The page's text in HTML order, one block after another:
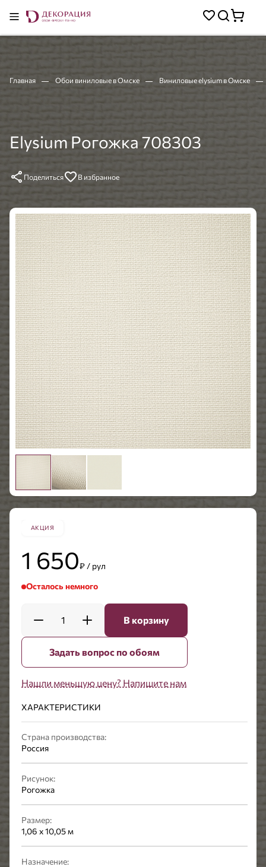
Главная Обои виниловые в Омске Виниловые elysium в Омске
Elysium Рогожка 708303
Поделиться В избранное
АКЦИЯ
1 650₽ / рул
Осталось немного
1 В корзину
Задать вопрос по обоям
Нашли меньшую цену? Напишите нам
ХАРАКТЕРИСТИКИ
Страна производства:
Россия
Рисунок:
Рогожка
Размер:
1,06 x 10,05 м
Назначение: